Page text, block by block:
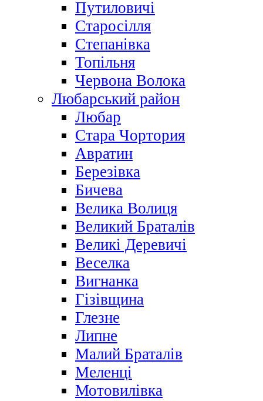
Путиловичі
Старосілля
Степанівка
Топільня
Червона Волока
Любарський район
Любар
Стара Чортория
Авратин
Березівка
Бичева
Велика Волиця
Великий Браталів
Великі Деревичі
Веселка
Вигнанка
Гізівщина
Глезне
Липне
Малий Браталів
Меленці
Мотовилівка